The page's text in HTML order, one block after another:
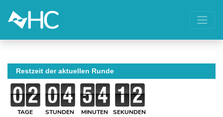
Restzeit der aktuellen Runde
TAGE STUNDEN MINUTEN SEKUNDEN